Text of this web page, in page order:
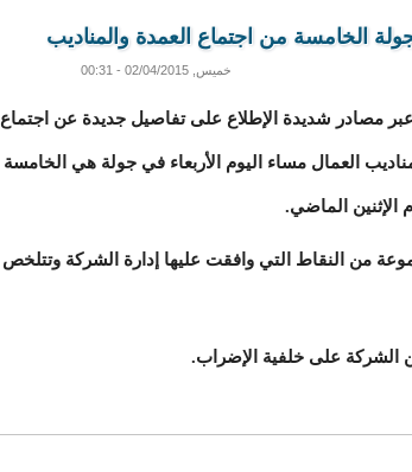
الخامسة من اجتماع العمدة والمناديب
خميس, 02/04/2015 - 00:31
مصادر شديدة الإطلاع على تفاصيل جديدة عن اجتماع
العمال مساء اليوم الأربعاء في جولة هي الخامسة
الإثنين الماضي.
من النقاط التي وافقت عليها إدارة الشركة وتتلخص
الشركة على خلفية الإضراب.